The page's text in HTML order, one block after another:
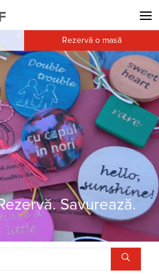
Savurează.
Rezervă o masă